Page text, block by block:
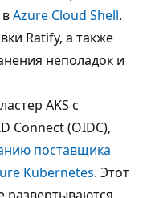
Azure Cloud Shell.
Ratify, а также
неполадок и
AKS с
Connect (OIDC),
поставщика
Kubernetes. Этот
развертываются